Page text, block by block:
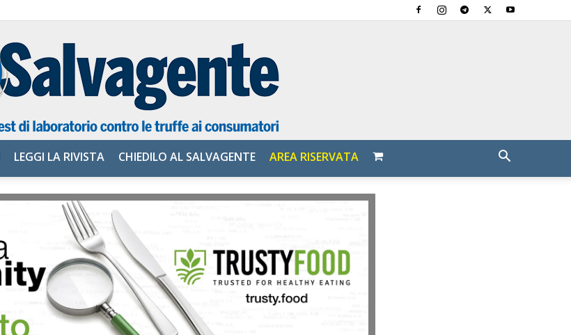
Salvagente
LEGGI LA RIVISTA CHIEDILO AL SALVAGENTE AREA RISERVATA